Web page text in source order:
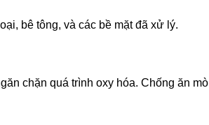
bê tông, và các bề mặt đã xử lý.
chặn quá trình oxy hóa. Chống ăn